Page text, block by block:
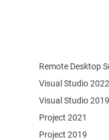
Remote Desktop
Visual Studio 2022
Visual Studio 2019
Project 2021
Project 2019